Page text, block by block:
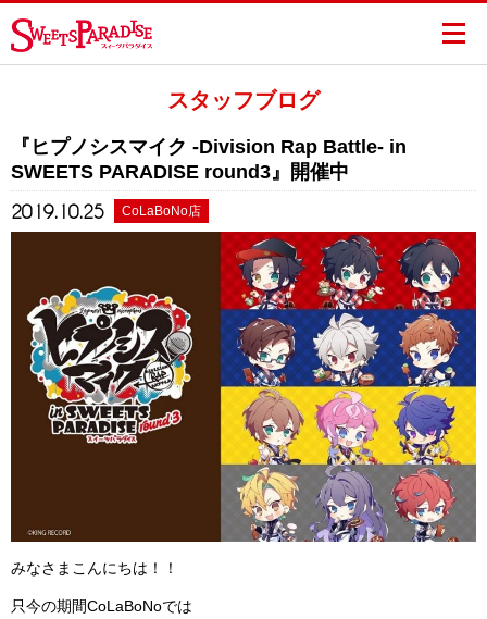
スタッフブログ
『ヒプノシスマイク -Division Rap Battle- in
SWEETS PARADISE round3』開催中
2019.10.25 CoLaBoNo店
みなさまこんにちは！！
只今の期間CoLaBoNoでは